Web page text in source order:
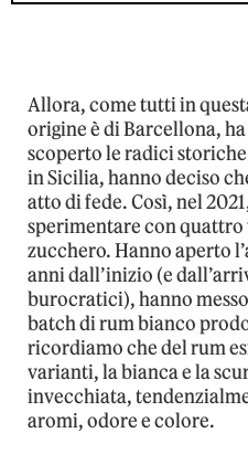
Allora, come tutti in
origine è di Barcellona,
scoperto le radici
in Sicilia, hanno deciso
atto di fede. Così, nel
sperimentare con quattro
zucchero. Hanno aperto
anni dall’inizio (e
burocratici), hanno
batch di rum bianco
ricordiamo che del rum
varianti, la bianca e la
invecchiata,
aromi, odore e colore.